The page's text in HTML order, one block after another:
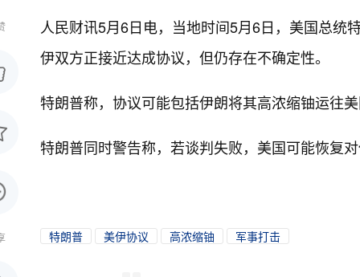
人民财讯5月6日电， 当地时间5月6日，美国总统
伊双方正接近达成协议，但仍存在不确定性。
特朗普称，协议可能包括伊朗将其高浓缩铀运往
特朗普同时警告称，若谈判失败，美国可能恢复
特朗普 美伊协议 高浓缩铀 军事打击